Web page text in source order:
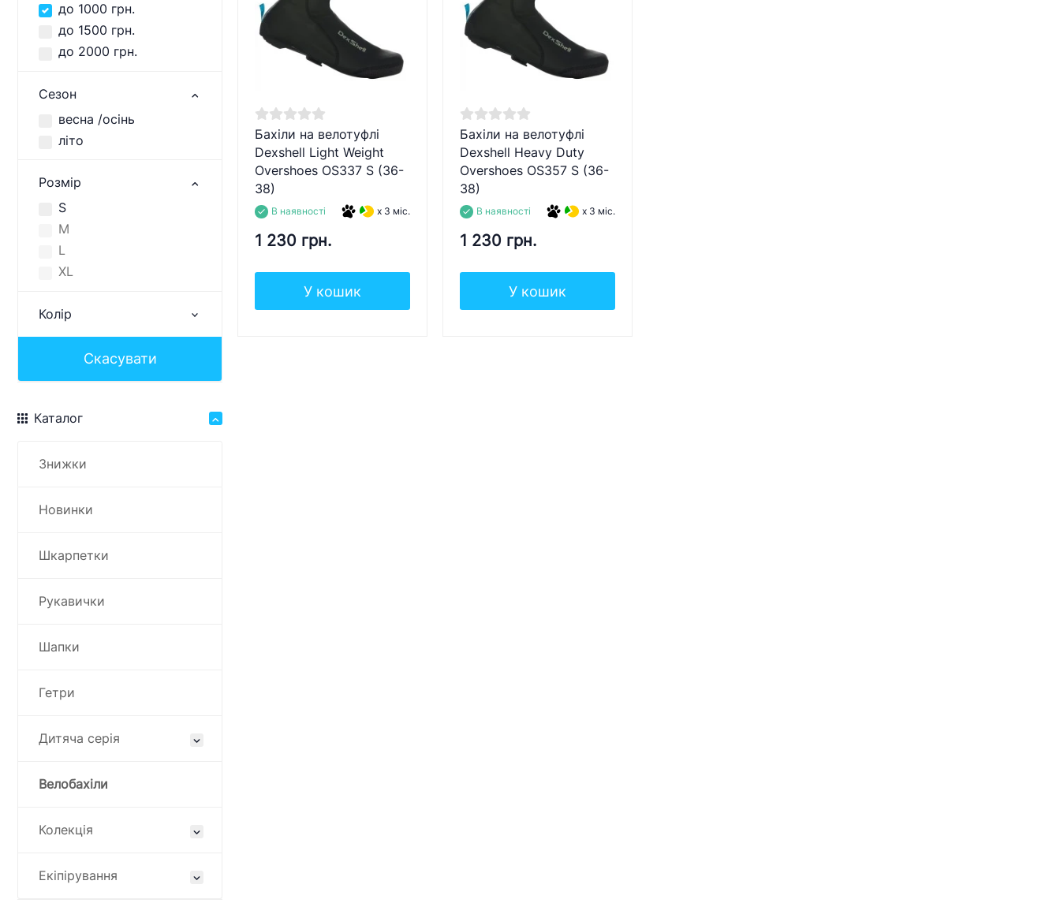
до 1000 грн.
до 1500 грн.
до 2000 грн.
Сезон
весна /осінь
літо
Розмір
S
M
L
XL
Колір
Скасувати
Каталог
Знижки
Новинки
Шкарпетки
Рукавички
Шапки
Гетри
Дитяча серія
Велобахіли
Колекція
Екіпірування
Бахіли на велотуфлі
Dexshell Light Weight
Overshoes OS337 S (36-
38)
В наявності x 3 міс.
1 230 грн.
У кошик
Бахіли на велотуфлі
Dexshell Heavy Duty
Overshoes OS357 S (36-
38)
В наявності x 3 міс.
1 230 грн.
У кошик